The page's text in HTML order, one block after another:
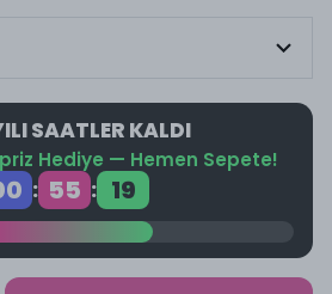
SAATLER KALDI
Hediye — Hemen Sepete!
: 55 : 19